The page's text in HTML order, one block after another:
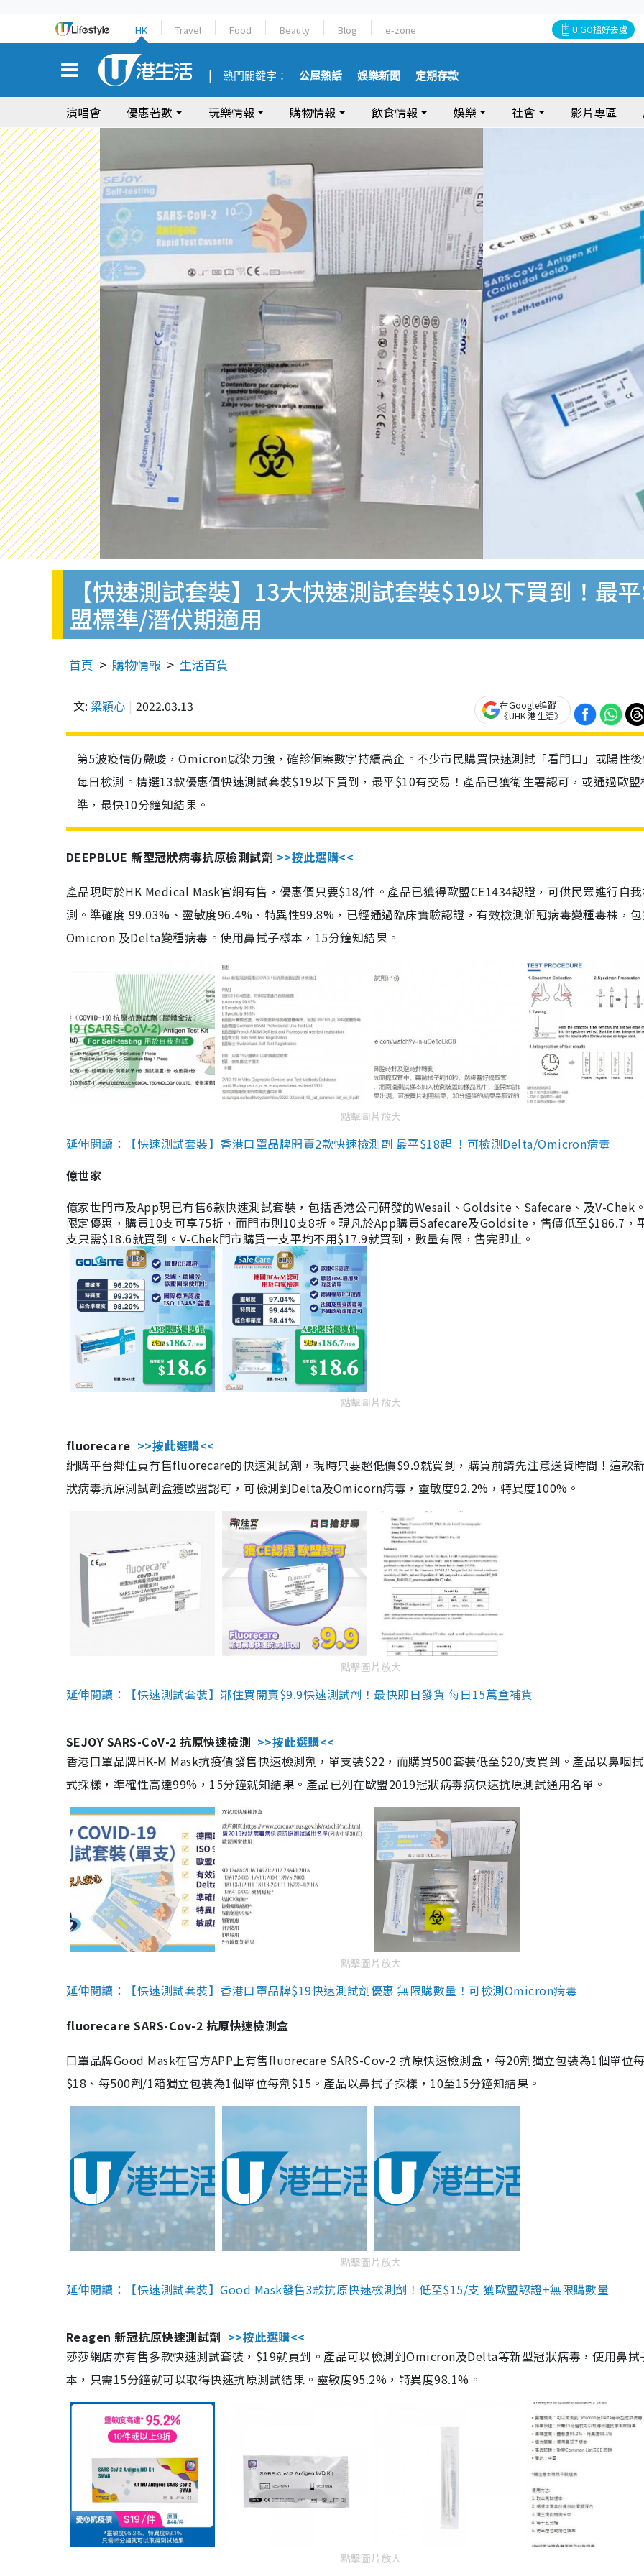
HK Travel Food Beauty Blog e-zone U GO搵好去處
熱門關鍵字： 公屋熱話 娛樂新聞 定期存款
演唱會 優惠著數 玩樂情報 購物情報 飲食情報 娛樂 社會 影片專區
【快速測試套裝】13大快速測試套裝$19以下買到！最
盟標準/潛伏期適用
首頁 購物情報 生活百貨
文: 梁穎心 2022.03.13
在Google追蹤
《UHK 港生活》
第5波疫情仍嚴峻，Omicron感染力強，確診個案數字持續高企。不少市民購買快速測試「看門口」或陽性
每日檢測。精選13款優惠價快速測試套裝$19以下買到，最平$10有交易！產品已獲衛生署認可，或通過歐盟
準，最快10分鐘知結果。
DEEPBLUE 新型冠狀病毒抗原檢測試劑 >>按此選購<<
產品現時於HK Medical Mask官網有售，優惠價只要$18/件。產品已獲得歐盟CE1434認證，可供民眾進行自
測。準確度 99.03%、靈敏度96.4%、特異性99.8%，已經通過臨床實驗認證，有效檢測新冠病毒變種毒株，
Omicron 及Delta變種病毒。使用鼻拭子樣本，15分鐘知結果。
點擊圖片放大
延伸閱讀：【快速測試套裝】香港口罩品牌開賣2款快速檢測劑 最平$18起 ！可檢測Delta/Omicron病毒
億世家
億家世門市及App現已有售6款快速測試套裝，包括香港公司研發的Wesail、Goldsite、Safecare、及V-Chek
限定優惠，購買10支可享75折，而門市則10支8折。現凡於App購買Safecare及Goldsite，售價低至$186.7，
支只需$18.6就買到。V-Chek門市購買一支平均不用$17.9就買到，數量有限，售完即止。
點擊圖片放大
fluorecare >>按此選購<<
網購平台鄰住買有售fluorecare的快速測試劑，現時只要超低價$9.9就買到，購買前請先注意送貨時間！這款
狀病毒抗原測試劑盒獲歐盟認可，可檢測到Delta及Omicorn病毒，靈敏度92.2%，特異度100%。
點擊圖片放大
延伸閱讀：【快速測試套裝】鄰住買開賣$9.9快速測試劑！最快即日發貨 每日15萬盒補貨
SEJOY SARS-CoV-2 抗原快速檢測 >>按此選購<<
香港口罩品牌HK-M Mask抗疫價發售快速檢測劑，單支裝$22，而購買500套裝低至$20/支買到。產品以鼻咽
式採樣，準確性高達99%，15分鐘就知結果。產品已列在歐盟2019冠狀病毒病快速抗原測試通用名單。
點擊圖片放大
延伸閱讀：【快速測試套裝】香港口罩品牌$19快速測試劑優惠 無限購數量！可檢測Omicron病毒
fluorecare SARS-Cov-2 抗原快速檢測盒
口罩品牌Good Mask在官方APP上有售fluorecare SARS-Cov-2 抗原快速檢測盒，每20劑獨立包裝為1個單位
$18、每500劑/1箱獨立包裝為1個單位每劑$15。產品以鼻拭子採樣，10至15分鐘知結果。
點擊圖片放大
延伸閱讀：【快速測試套裝】Good Mask發售3款抗原快速檢測劑！低至$15/支 獲歐盟認證+無限購數量
Reagen 新冠抗原快速測試劑 >>按此選購<<
莎莎網店亦有售多款快速測試套裝，$19就買到。產品可以檢測到Omicron及Delta等新型冠狀病毒，使用鼻拭
本，只需15分鐘就可以取得快速抗原測試結果。靈敏度95.2%，特異度98.1%。
點擊圖片放大